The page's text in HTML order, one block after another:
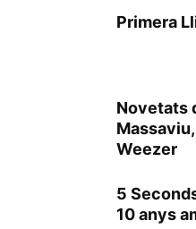
Primera
Novetats
Weezer
5
10 anys